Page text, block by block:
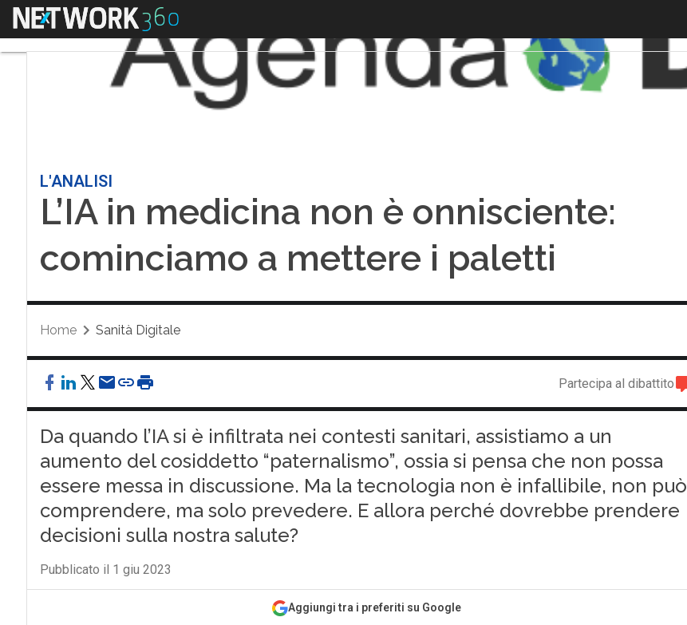
Menu
L'ANALISI
L’IA in medicina non è onnisciente:
cominciamo a mettere i paletti
Home Sanità Digitale
Partecipa al dibattito
Da quando l’IA si è infiltrata nei contesti sanitari, assistiamo a un
aumento del cosiddetto “paternalismo”, ossia si pensa che non possa
essere messa in discussione. Ma la tecnologia non è infallibile, non può
comprendere, ma solo prevedere. E allora perché dovrebbe prendere
decisioni sulla nostra salute?
Pubblicato il 1 giu 2023
Aggiungi tra i preferiti su Google